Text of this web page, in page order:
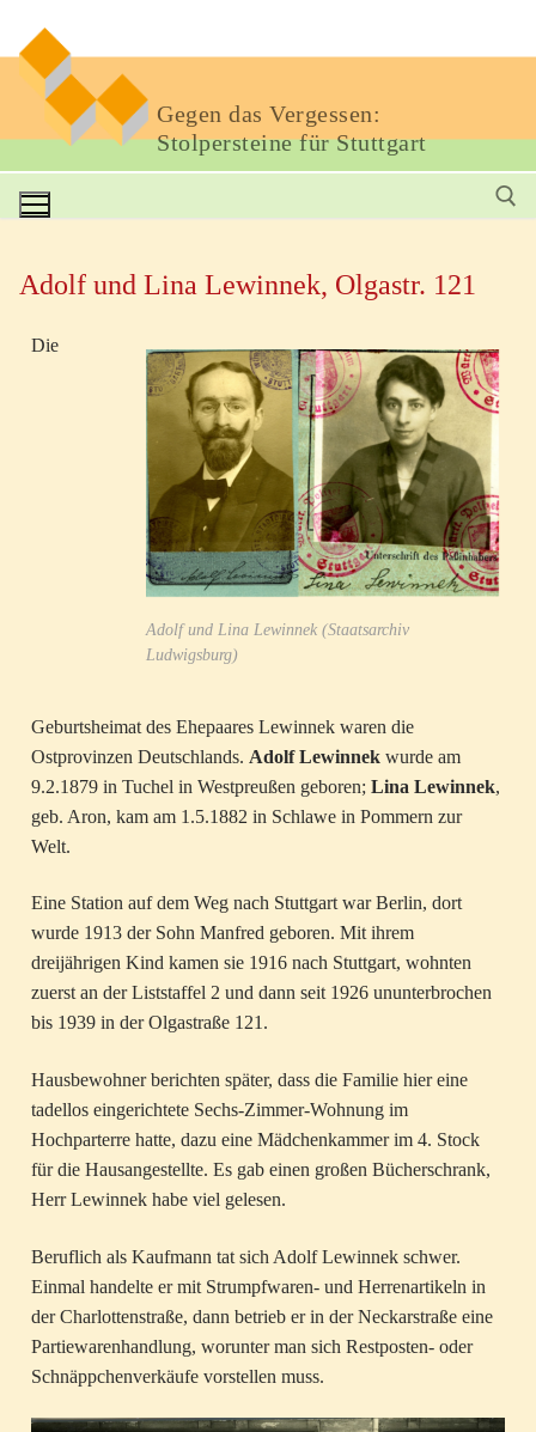
Gegen das Vergessen:
Stolpersteine für Stuttgart
Adolf und Lina Lewinnek, Olgastr. 121
Adolf und Lina Lewinnek (Staatsarchiv
Ludwigsburg)
Die
Geburtsheimat des Ehepaares Lewinnek waren die
Ostprovinzen Deutschlands. Adolf Lewinnek wurde am
9.2.1879 in Tuchel in Westpreußen geboren; Lina Lewinnek,
geb. Aron, kam am 1.5.1882 in Schlawe in Pommern zur
Welt.
Eine Station auf dem Weg nach Stuttgart war Berlin, dort
wurde 1913 der Sohn Manfred geboren. Mit ihrem
dreijährigen Kind kamen sie 1916 nach Stuttgart, wohnten
zuerst an der Liststaffel 2 und dann seit 1926 ununterbrochen
bis 1939 in der Olgastraße 121.
Hausbewohner berichten später, dass die Familie hier eine
tadellos eingerichtete Sechs-Zimmer-Wohnung im
Hochparterre hatte, dazu eine Mädchenkammer im 4. Stock
für die Hausangestellte. Es gab einen großen Bücherschrank,
Herr Lewinnek habe viel gelesen.
Beruflich als Kaufmann tat sich Adolf Lewinnek schwer.
Einmal handelte er mit Strumpfwaren- und Herrenartikeln in
der Charlottenstraße, dann betrieb er in der Neckarstraße eine
Partiewarenhandlung, worunter man sich Restposten- oder
Schnäppchenverkäufe vorstellen muss.